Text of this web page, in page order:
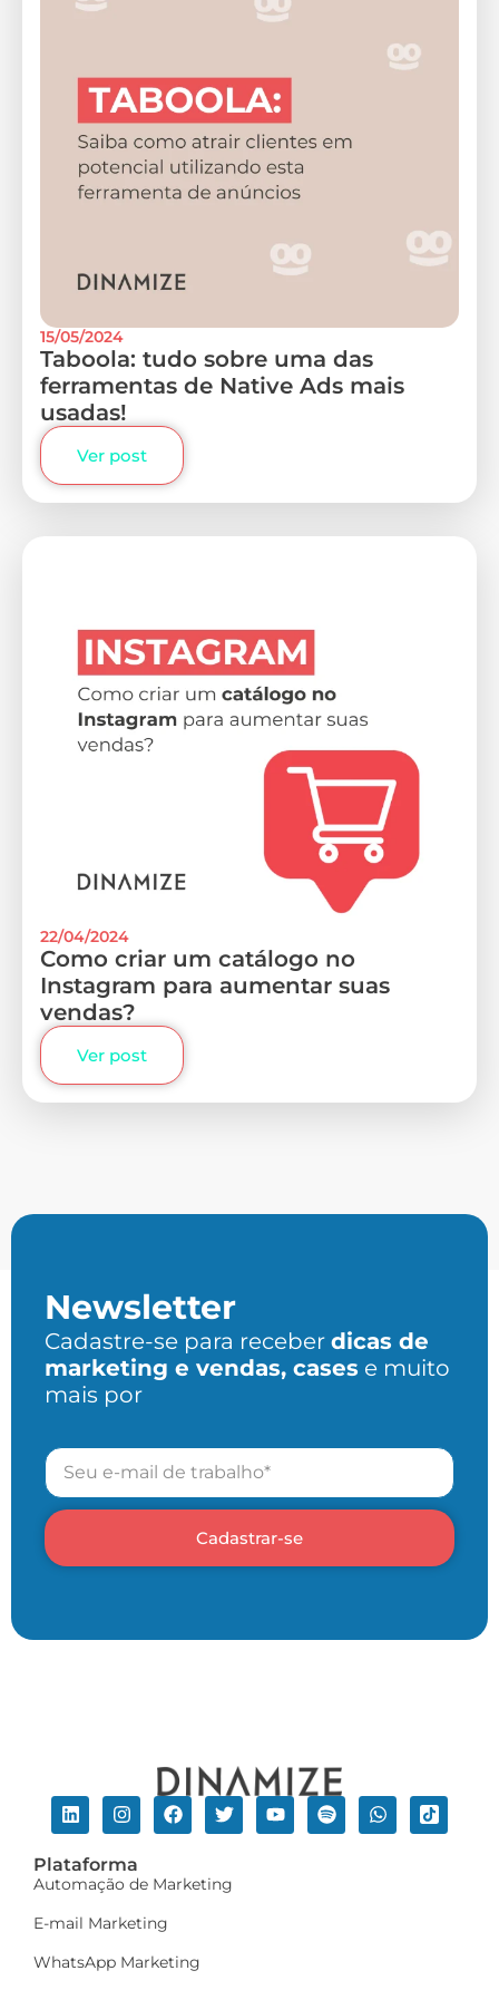
15/05/2024
Taboola: tudo sobre uma das
ferramentas de Native Ads mais
usadas!
Ver post
22/04/2024
Como criar um catálogo no
Instagram para aumentar suas
vendas?
Ver post
Newsletter
Cadastre-se para receber dicas de
marketing e vendas, cases e muito
mais por
Cadastrar-se
Plataforma
Automação de Marketing
E-mail Marketing
WhatsApp Marketing